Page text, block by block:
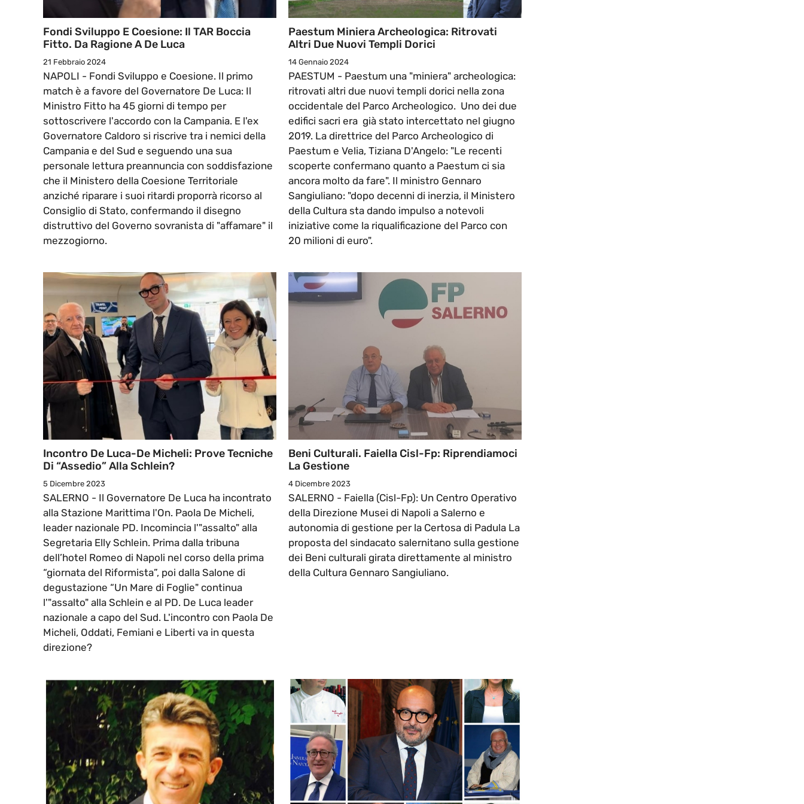
Fondi Sviluppo E Coesione: Il TAR Boccia
Fitto. Da Ragione A De Luca
21 Febbraio 2024
NAPOLI - Fondi Sviluppo e Coesione. Il primo
match è a favore del Governatore De Luca: Il
Ministro Fitto ha 45 giorni di tempo per
sottoscrivere l'accordo con la Campania. E l'ex
Governatore Caldoro si riscrive tra i nemici della
Campania e del Sud e seguendo una sua
personale lettura preannuncia con soddisfazione
che il Ministero della Coesione Territoriale
anziché riparare i suoi ritardi proporrà ricorso al
Consiglio di Stato, confermando il disegno
distruttivo del Governo sovranista di "affamare" il
mezzogiorno.
Paestum Miniera Archeologica: Ritrovati
Altri Due Nuovi Templi Dorici
14 Gennaio 2024
PAESTUM - Paestum una "miniera" archeologica:
ritrovati altri due nuovi templi dorici nella zona
occidentale del Parco Archeologico. Uno dei due
edifici sacri era già stato intercettato nel giugno
2019. La direttrice del Parco Archeologico di
Paestum e Velia, Tiziana D'Angelo: "Le recenti
scoperte confermano quanto a Paestum ci sia
ancora molto da fare". Il ministro Gennaro
Sangiuliano: "dopo decenni di inerzia, il Ministero
della Cultura sta dando impulso a notevoli
iniziative come la riqualificazione del Parco con
20 milioni di euro".
Incontro De Luca-De Micheli: Prove Tecniche
Di “assedio” Alla Schlein?
5 Dicembre 2023
SALERNO - Il Governatore De Luca ha incontrato
alla Stazione Marittima l'On. Paola De Micheli,
leader nazionale PD. Incomincia l'"assalto" alla
Segretaria Elly Schlein. Prima dalla tribuna
dell’hotel Romeo di Napoli nel corso della prima
“giornata del Riformista”, poi dalla Salone di
degustazione “Un Mare di Foglie" continua
l'"assalto" alla Schlein e al PD. De Luca leader
nazionale a capo del Sud. L'incontro con Paola De
Micheli, Oddati, Femiani e Liberti va in questa
direzione?
Beni Culturali. Faiella Cisl-Fp: Riprendiamoci
La Gestione
4 Dicembre 2023
SALERNO - Faiella (Cisl-Fp): Un Centro Operativo
della Direzione Musei di Napoli a Salerno e
autonomia di gestione per la Certosa di Padula La
proposta del sindacato salernitano sulla gestione
dei Beni culturali girata direttamente al ministro
della Cultura Gennaro Sangiuliano.